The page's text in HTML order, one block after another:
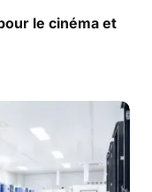
le cinéma et